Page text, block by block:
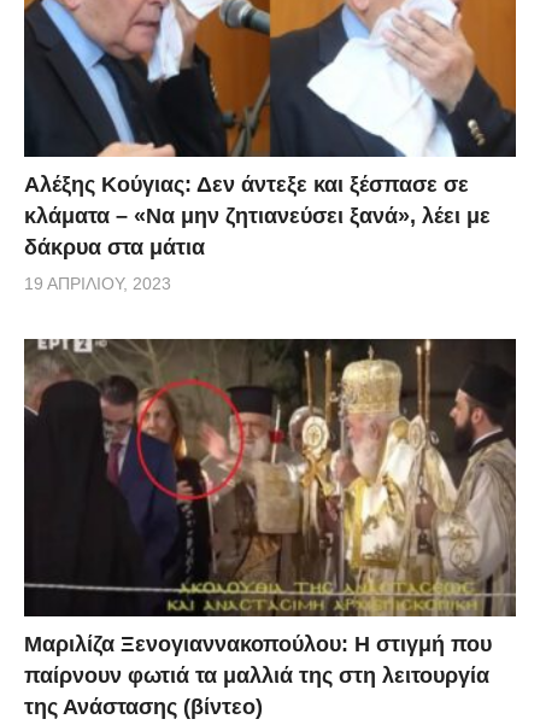
Αλέξης Κούγιας: Δεν άντεξε και ξέσπασε σε
κλάματα – «Να μην ζητιανεύσει ξανά», λέει με
δάκρυα στα μάτια
19 ΑΠΡΙΛΊΟΥ, 2023
Μαριλίζα Ξενογιαννακοπούλου: Η στιγμή που
παίρνουν φωτιά τα μαλλιά της στη λειτουργία
της Ανάστασης (βίντεο)